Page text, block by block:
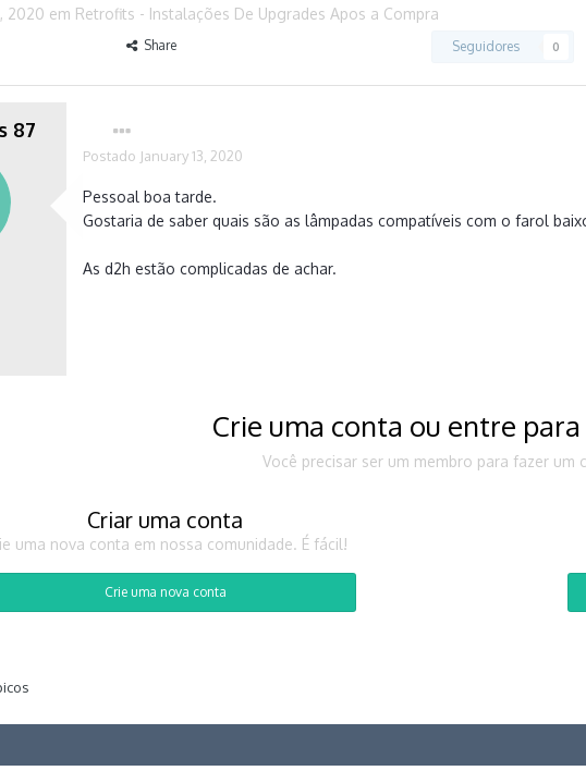
2020 em Retrofits - Instalações De Upgrades Apos a Compra
Share Seguidores 0
87
Postado January 13, 2020
Pessoal boa tarde.
Gostaria de saber quais são as lâmpadas compatíveis com o farol
As d2h estão complicadas de achar.
Crie uma conta ou entre
Você precisar ser um membro para fazer um
Criar uma conta
uma nova conta em nossa comunidade. É fácil!
Crie uma nova conta